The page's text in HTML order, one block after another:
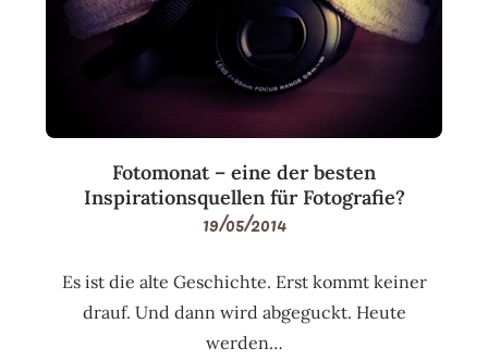
Fotomonat – eine der besten
Inspirationsquellen für Fotografie?
19/05/2014
Es ist die alte Geschichte. Erst kommt keiner
drauf. Und dann wird abgeguckt. Heute
werden…